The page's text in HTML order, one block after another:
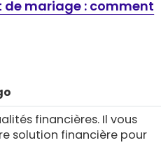
mariage : comment
financières. Il vous
solution financière pour